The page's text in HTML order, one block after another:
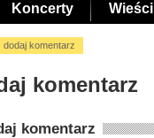
Koncerty Wieści
dodaj komentarz
komentarz
komentarz